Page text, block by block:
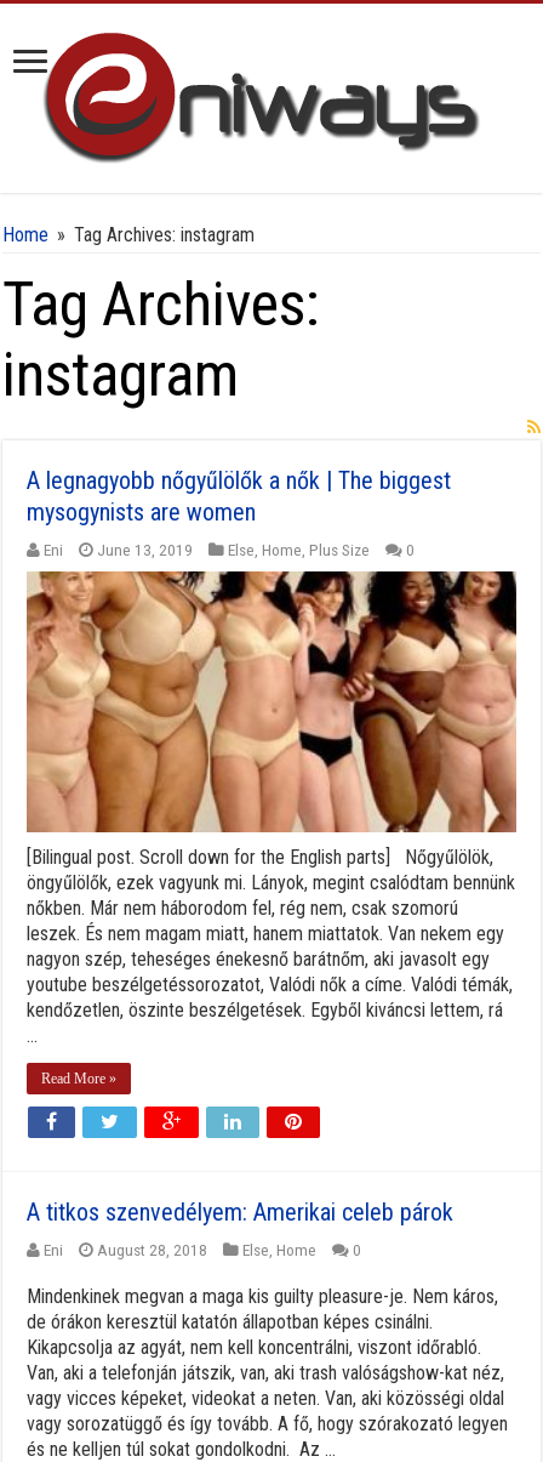
Home » Tag Archives: instagram
Tag Archives:
instagram
A legnagyobb nőgyűlölők a nők | The biggest
mysogynists are women
Eni June 13, 2019 Else Home Plus Size 0
[Bilingual post. Scroll down for the English parts] Nőgyűlölök,
öngyűlölők, ezek vagyunk mi. Lányok, megint csalódtam bennünk
nőkben. Már nem háborodom fel, rég nem, csak szomorú
leszek. És nem magam miatt, hanem miattatok. Van nekem egy
nagyon szép, teheséges énekesnő barátnőm, aki javasolt egy
youtube beszélgetéssorozatot, Valódi nők a címe. Valódi témák,
kendőzetlen, öszinte beszélgetések. Egyből kiváncsi lettem, rá
...
Read More »
A titkos szenvedélyem: Amerikai celeb párok
Eni August 28, 2018 Else Home 0
Mindenkinek megvan a maga kis guilty pleasure-je. Nem káros,
de órákon keresztül katatón állapotban képes csinálni.
Kikapcsolja az agyát, nem kell koncentrálni, viszont időrabló.
Van, aki a telefonján játszik, van, aki trash valóságshow-kat néz,
vagy vicces képeket, videokat a neten. Van, aki közösségi oldal
vagy sorozatüggő és így tovább. A fő, hogy szórakozató legyen
és ne kelljen túl sokat gondolkodni. Az ...